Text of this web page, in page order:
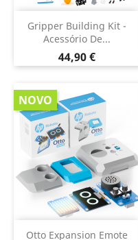
Gripper Building Kit -
Acessório De...
Preço
44,90 €
Otto Expansion Emote
NOVO